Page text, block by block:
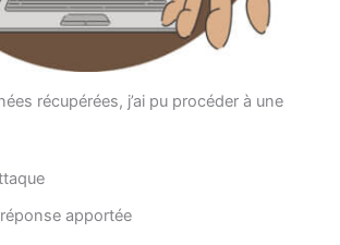
récupérées, j’ai pu procéder à une
apportée